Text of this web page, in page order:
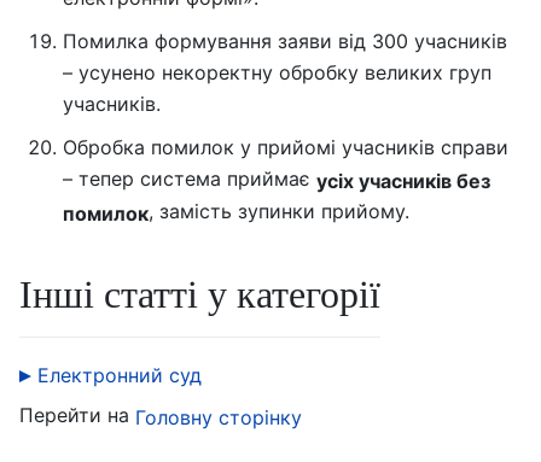
Помилка формування заяви від 300 учасників
– усунено некоректну обробку великих груп
учасників.
Обробка помилок у прийомі учасників справи
– тепер система приймає усіх учасників без
помилок, замість зупинки прийому.
Інші статті у категорії
Електронний суд
Перейти на Головну сторінку